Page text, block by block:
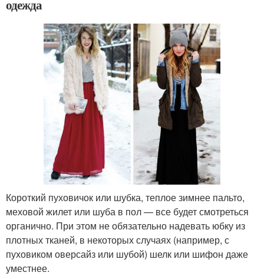
одежда
Короткий пуховичок или шубка, теплое зимнее пальто,
меховой жилет или шуба в пол — все будет смотреться
органично. При этом не обязательно надевать юбку из
плотных тканей, в некоторых случаях (например, с
пуховиком оверсайз или шубой) шелк или шифон даже
уместнее.